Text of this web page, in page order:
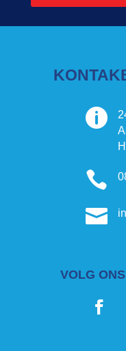



VOLG